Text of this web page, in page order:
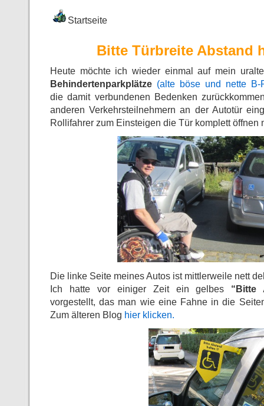
Startseite
Bitte Türbreite Abstand
Heute möchte ich wieder einmal auf mein
Behindertenparkplätze (alte böse und nette B-
die damit verbundenen Bedenken
anderen Verkehrsteilnehmern an der Autotür
Rollifahrer zum Einsteigen die Tür komplett öffnen
Die linke Seite meines Autos ist mittlerweile nett
Ich hatte vor einiger Zeit ein gelbes “Bitte
vorgestellt, das man wie eine Fahne in die
Zum älteren Blog hier klicken.